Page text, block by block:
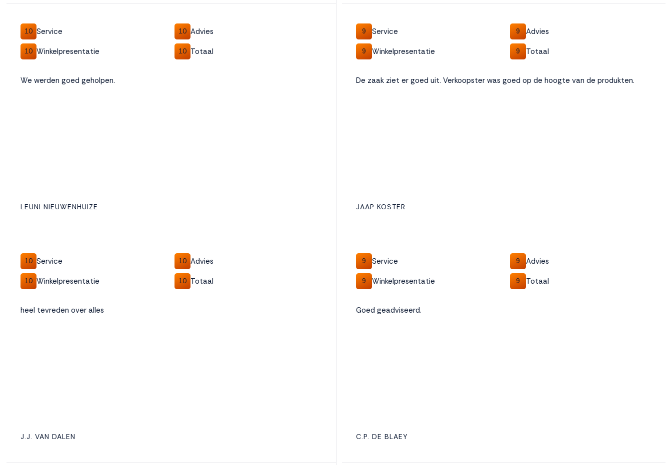
10 Service 10 Advies
10 Winkelpresentatie 10 Totaal
We werden goed geholpen.
LEUNI NIEUWENHUIZE
9 Service 9 Advies
9 Winkelpresentatie 9 Totaal
De zaak ziet er goed uit. Verkoopster was goed op de hoogte van de produkten.
JAAP KOSTER
10 Service 10 Advies
10 Winkelpresentatie 10 Totaal
heel tevreden over alles
J.J. VAN DALEN
9 Service 9 Advies
9 Winkelpresentatie 9 Totaal
Goed geadviseerd.
C.P. DE BLAEY